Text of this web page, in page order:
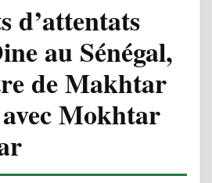
d’attentats
au Sénégal,
de Makhtar
Mokhtar